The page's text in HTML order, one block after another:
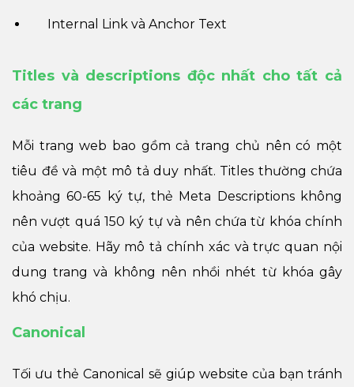
Internal Link và Anchor Text
Titles và descriptions độc nhất cho tất cả
các trang
Mỗi trang web bao gồm cả trang chủ nên có một
tiêu đề và một mô tả duy nhất. Titles thường chứa
khoảng 60-65 ký tự, thẻ Meta Descriptions không
nên vượt quá 150 ký tự và nên chứa từ khóa chính
của website. Hãy mô tả chính xác và trực quan nội
dung trang và không nên nhồi nhét từ khóa gây
khó chịu.
Canonical
Tối ưu thẻ Canonical sẽ giúp website của bạn tránh